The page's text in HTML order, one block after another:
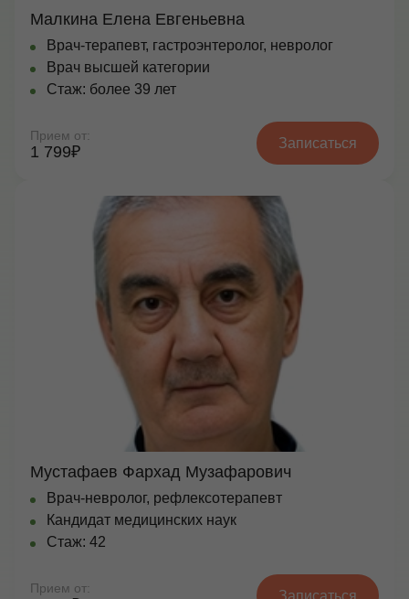
Малкина Елена Евгеньевна
Врач-терапевт, гастроэнтеролог, невролог
Врач высшей категории
Стаж: более 39 лет
Прием от:
1 799₽ Записаться
Мустафаев Фархад Музафарович
Врач-невролог, рефлексотерапевт
Кандидат медицинских наук
Стаж: 42
Прием от:
Записаться